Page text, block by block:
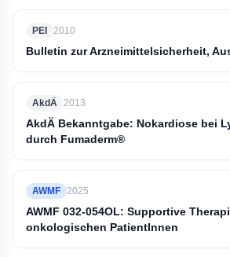
PEI 2010
Bulletin zur Arzneimittelsicherheit,
AkdÄ 2013
AkdÄ Bekanntgabe: Nokardiose bei
durch Fumaderm®
AWMF 2025
AWMF 032-054OL: Supportive
onkologischen PatientInnen